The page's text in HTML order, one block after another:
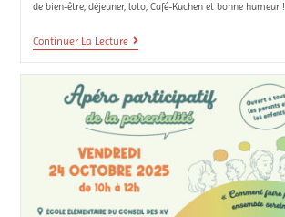
de bien-être, déjeuner, loto, Café-Kuchen et bonne humeur !
Continuer La Lecture